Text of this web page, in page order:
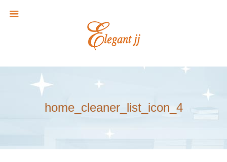
home_cleaner_list_icon_4